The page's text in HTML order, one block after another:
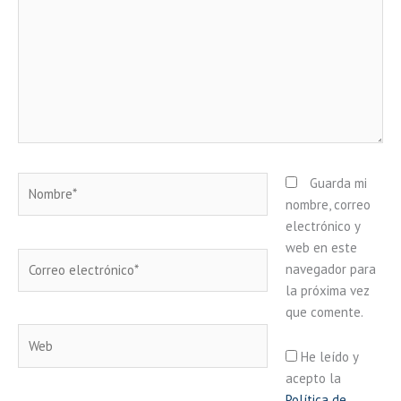
electrónico*
Guarda mi
nombre, correo
electrónico y
web en este
navegador para
la próxima vez
que comente.
He leído y
acepto la